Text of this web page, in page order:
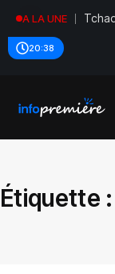
A LA UNE
20:39
Étiquette :